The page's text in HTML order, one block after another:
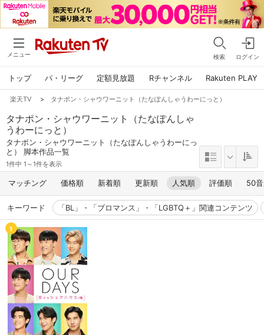
メニュー 検索 ログイン
トップ パ・リーグ 定額見放題 Rチャンネル Rakuten PLAY
楽天TV > タナポン・シャウワーニット（たなぽんしゃうわーにっと）
タナポン・シャウワーニット（たなぽんしゃ
うわーにっと）
タナポン・シャウワーニット（たなぽんしゃうわーにっ
と） 脚本作品一覧
1件中 1～1件を表示
マッチング 価格順 新着順 更新順 人気順 評価順 50
キーワード 「BL」・「ブロマンス」・「LGBTQ＋」関連コンテンツ
1